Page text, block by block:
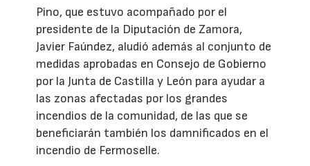
Pino, que estuvo acompañado por el
presidente de la Diputación de Zamora,
Javier Faúndez, aludió además al conjunto de
medidas aprobadas en Consejo de Gobierno
por la Junta de Castilla y León para ayudar a
las zonas afectadas por los grandes
incendios de la comunidad, de las que se
beneficiarán también los damnificados en el
incendio de Fermoselle.